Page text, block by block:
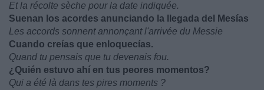
Et la récolte sèche pour la date indiquée.
Suenan los acordes anunciando la llegada del Mesías
Les accords sonnent annonçant l'arrivée du Messie
Cuando creías que enloquecías.
Quand tu pensais que tu devenais fou.
¿Quién estuvo ahí en tus peores momentos?
Qui a été là dans tes pires moments ?